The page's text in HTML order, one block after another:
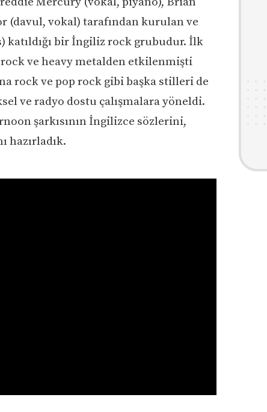
(davul, vokal) tarafından kurulan ve
katıldığı bir İngiliz rock grubudur. İlk
ve heavy metalden etkilenmişti
rock ve pop rock gibi başka stilleri de
ve radyo dostu çalışmalara yöneldi.
şarkısının İngilizce sözlerini,
hazırladık.